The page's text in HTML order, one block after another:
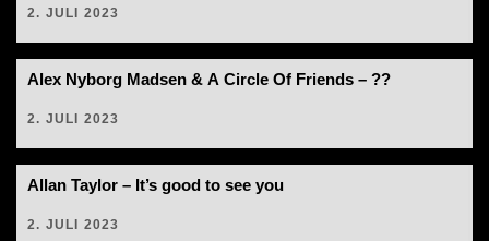
2. JULI 2023
Alex Nyborg Madsen & A Circle Of Friends – ??
2. JULI 2023
Allan Taylor – It’s good to see you
2. JULI 2023